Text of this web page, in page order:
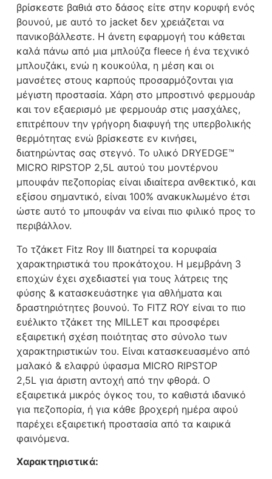
βρίσκεστε βαθιά στο δάσος είτε στην κορυφή ενός
βουνού, με αυτό το jacket δεν χρειάζεται να
πανικοβάλλεστε. Η άνετη εφαρμογή του κάθεται
καλά πάνω από μια μπλούζα fleece ή ένα τεχνικό
μπλουζάκι, ενώ η κουκούλα, η μέση και οι
μανσέτες στους καρπούς προσαρμόζονται για
μέγιστη προστασία. Χάρη στο μπροστινό φερμουάρ
και τον εξαερισμό με φερμουάρ στις μασχάλες,
επιτρέπουν την γρήγορη διαφυγή της υπερβολικής
θερμότητας ενώ βρίσκεστε εν κινήσει,
διατηρώντας σας στεγνό. Το υλικό DRYEDGE™
MICRO RIPSTOP 2,5L αυτού του μοντέρνου
μπουφάν πεζοπορίας είναι ιδιαίτερα ανθεκτικό, και
εξίσου σημαντικό, είναι 100% ανακυκλωμένο έτσι
ώστε αυτό το μπουφάν να είναι πιο φιλικό προς το
περιβάλλον.
Το τζάκετ Fitz Roy III διατηρεί τα κορυφαία
χαρακτηριστικά του προκάτοχου. Η μεμβράνη 3
εποχώνέχει σχεδιαστεί για τους λάτρεις της
φύσης & κατασκευάστηκε για αθλήματα και
δραστηριότητες βουνού. Το FITZ ROY είναι το πιο
ευέλικτο τζάκετ της MILLET και προσφέρει
εξαιρετική σχέση ποιότητας στο σύνολο των
χαρακτηριστικών του. Είναι κατασκευασμένο από
μαλακό & ελαφρύ ύφασμα MICRO RIPSTOP
2,5L για άριστη αντοχή από την φθορά. Ο
εξαιρετικά μικρός όγκος του, το καθιστά ιδανικό
για πεζοπορία, ή για κάθε βροχερή ημέρα αφού
παρέχει εξαιρετική προστασία από τα καιρικά
φαινόμενα.
Χαρακτηριστικά: